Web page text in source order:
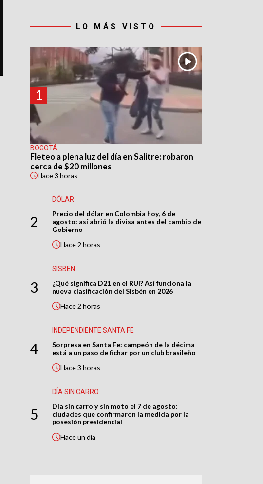
LO MÁS VISTO
1
BOGOTÁ
Fleteo a plena luz del día en Salitre: robaron
cerca de $20 millones
Hace3 horas
2
DÓLAR
Precio del dólar en Colombia hoy, 6 de
agosto: así abrió la divisa antes del cambio de
Gobierno
Hace2 horas
3
SISBEN
¿Qué significa D21 en el RUI? Así funciona la
nueva clasificación del Sisbén en 2026
Hace2 horas
4
INDEPENDIENTE SANTA FE
Sorpresa en Santa Fe: campeón de la décima
está a un paso de fichar por un club brasileño
Hace3 horas
5
DÍA SIN CARRO
Día sin carro y sin moto el 7 de agosto:
ciudades que confirmaron la medida por la
posesión presidencial
Haceun día